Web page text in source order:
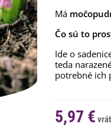
Má
Čo sú to
Ide o
teda
potrebné ich
5,97 €